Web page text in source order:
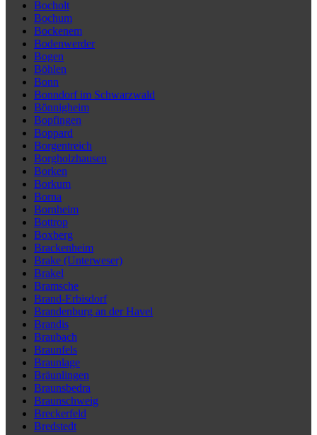
Bocholt
Bochum
Bockenem
Bodenwerder
Bogen
Böhlen
Bonn
Bonndorf im Schwarzwald
Bönnigheim
Bopfingen
Boppard
Borgentreich
Borgholzhausen
Borken
Borkum
Borna
Bornheim
Bottrop
Boxberg
Brackenheim
Brake (Unterweser)
Brakel
Bramsche
Brand-Erbisdorf
Brandenburg an der Havel
Brandis
Braubach
Braunfels
Braunlage
Bräunlingen
Braunsbedra
Braunschweig
Breckerfeld
Bredstedt